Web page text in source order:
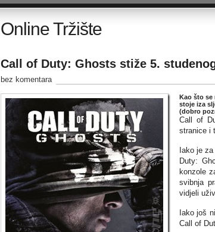
Online Tržište
Call of Duty: Ghosts stiže 5.
bez komentara
Kao što
stoje iza
(dobro
Call of
stranice i
Iako je
Duty:
konzole
svibnja
vidjeli
Iako još
Call of